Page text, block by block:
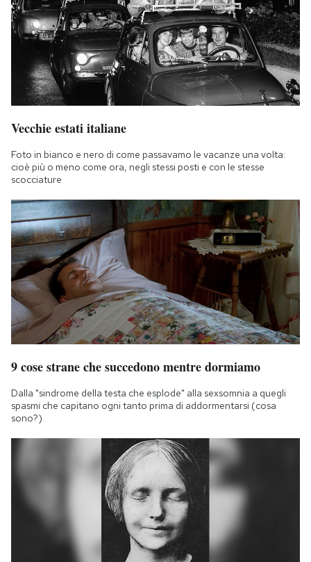
Vecchie estati italiane
Foto in bianco e nero di come passavamo le vacanze una volta:
cioè più o meno come ora, negli stessi posti e con le stesse
scocciature
9 cose strane che succedono mentre dormiamo
Dalla "sindrome della testa che esplode" alla sexsomnia a quegli
spasmi che capitano ogni tanto prima di addormentarsi (cosa
sono?)